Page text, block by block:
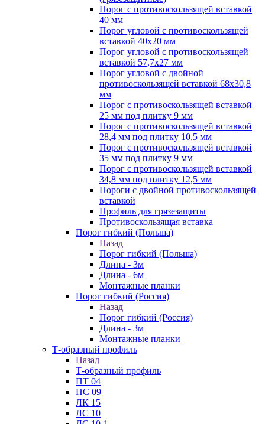
Порог с противоскользящей вставкой
40 мм
Порог угловой с противоскользящей
вставкой 40х20 мм
Порог угловой с противоскользящей
вставкой 57,7х27 мм
Порог угловой с двойной
противоскользящей вставкой 68х30,8
мм
Порог с противоскользящей вставкой
25 мм под плитку 9 мм
Порог с противоскользящей вставкой
28,4 мм под плитку 10,5 мм
Порог с противоскользящей вставкой
35 мм под плитку 9 мм
Порог с противоскользящей вставкой
34,8 мм под плитку 12,5 мм
Пороги с двойной противоскользящей
вставкой
Профиль для грязезащиты
Противоскользящая вставка
Порог гибкий (Польша)
Назад
Порог гибкий (Польша)
Длина - 3м
Длина - 6м
Монтажные планки
Порог гибкий (Россия)
Назад
Порог гибкий (Россия)
Длина - 3м
Монтажные планки
Т-образный профиль
Назад
Т-образный профиль
ПТ 04
ПС 09
ЛК 15
ЛС 10